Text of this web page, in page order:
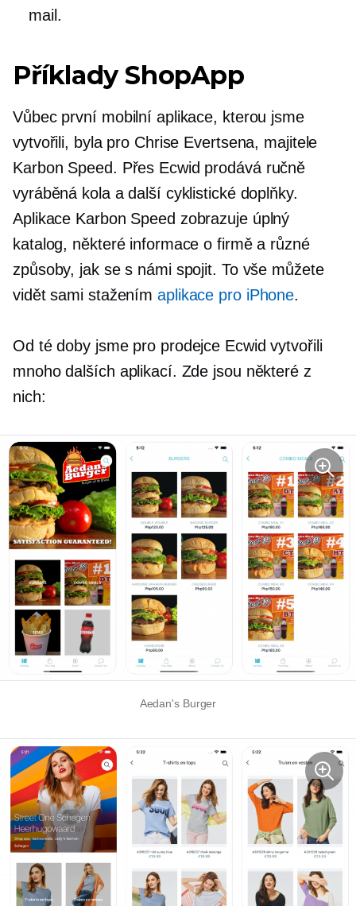
mail.
Příklady ShopApp
Vůbec první mobilní aplikace, kterou jsme
vytvořili, byla pro Chrise Evertsena, majitele
Karbon Speed. Přes Ecwid prodává ručně
vyráběná kola a další cyklistické doplňky.
Aplikace Karbon Speed ​​zobrazuje úplný
katalog, některé informace o firmě a různé
způsoby, jak se s námi spojit. To vše můžete
vidět sami stažením aplikace pro iPhone.
Od té doby jsme pro prodejce Ecwid vytvořili
mnoho dalších aplikací. Zde jsou některé z
nich:
Aedan's Burger